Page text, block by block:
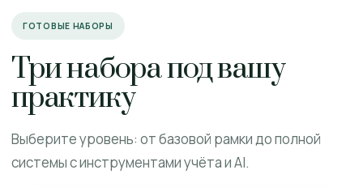
ГОТОВЫЕ НАБОРЫ
Три набора под вашу
практику
Выберите уровень: от базовой рамки до полной
системы с инструментами учёта и AI.